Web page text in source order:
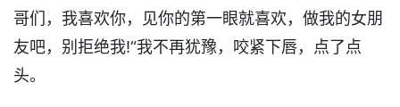
哥们，我喜欢你，见你的第一眼就喜欢，做我的女朋
友吧，别拒绝我!“我不再犹豫，咬紧下唇，点了点
头。